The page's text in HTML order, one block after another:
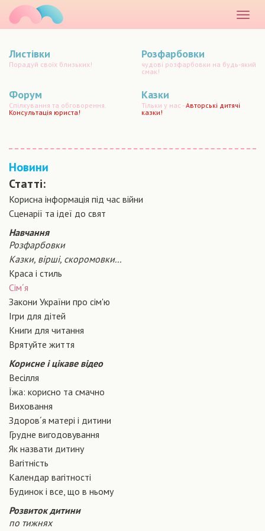
меню
Листівки
Порадуй своїх близьких!
Розфарбовки
чудові розфарбовки на будь-який
смак!
Форум
Спілкування та обговорення.
Консультація юриста!
Казки
Тільки у нас -Авторські дитячі
казки!
Новини
Статті:
Корисна інформація під час війни
Сценарiї та iдеї до свят
Навчання
Розфарбовки
Казки, вірші, скоромовки...
Краса і стиль
Сiм´я
Закони України про сiм'ю
Ігри для дітей
Книги для читання
Врятуйте життя
Корисне і цікаве відео
Весілля
Їжа: корисно та смачно
Виховання
Здоров´я матері і дитини
Грудне вигодовування
Як назвати дитину
Вагiтнiсть
Календар вагітності
Будинок і все, що в ньому
Розвиток дитини
по тижнях